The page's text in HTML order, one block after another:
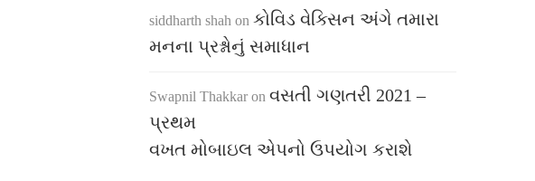
siddharth shah on કોવિડ વેક્સિન અંગે તમારા
મનના પ્રશ્નોનું સમાધાન
Swapnil Thakkar on વસતી ગણતરી 2021 –
પ્રથમ
વખત મોબાઇલ એપનો ઉપયોગ કરાશે